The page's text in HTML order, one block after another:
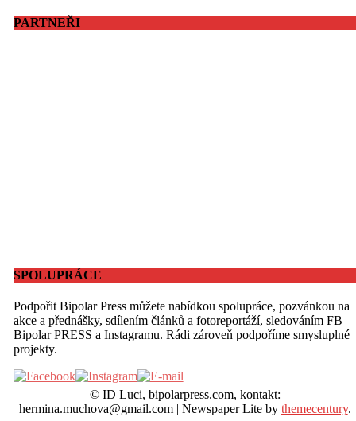
PARTNEŘI
SPOLUPRÁCE
Podpořit Bipolar Press můžete nabídkou spolupráce, pozvánkou na
akce a přednášky, sdílením článků a fotoreportáží, sledováním FB
Bipolar PRESS a Instagramu. Rádi zároveň podpoříme smysluplné
projekty.
© ID Luci, bipolarpress.com, kontakt:
hermina.muchova@gmail.com | Newspaper Lite by themecentury.